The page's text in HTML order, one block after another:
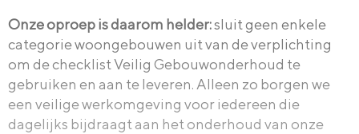
Onze oproep is daarom helder:sluit geen enkele
categorie woongebouwen uit van de verplichting
om de checklist Veilig Gebouwonderhoud te
gebruiken en aan te leveren. Alleen zo borgen we
een veilige werkomgeving voor iedereen die
dagelijks bijdraagt aan het onderhoud van onze